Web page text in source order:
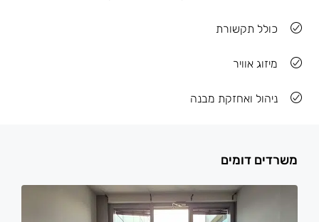
כולל תקשורת
מיזוג אוויר
ניהול ואחזקת מבנה
משרדים דומים